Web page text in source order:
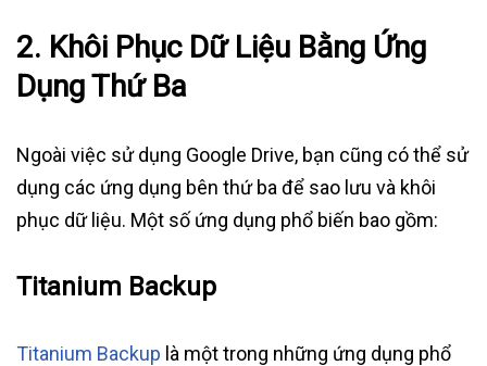
2. Khôi Phục Dữ Liệu Bằng Ứng
Dụng Thứ Ba
Ngoài việc sử dụng Google Drive, bạn cũng có thể sử
dụng các ứng dụng bên thứ ba để sao lưu và khôi
phục dữ liệu. Một số ứng dụng phổ biến bao gồm:
Titanium Backup
Titanium Backup là một trong những ứng dụng phổ